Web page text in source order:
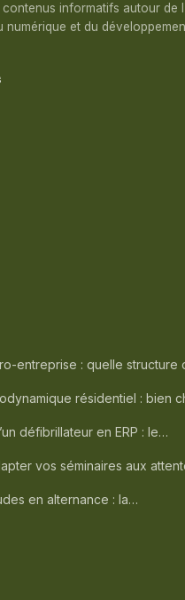
informatifs autour de
numérique et du
entreprise : quelle structure
résidentiel : bien
défibrillateur en ERP : le…
vos séminaires aux
en alternance : la…